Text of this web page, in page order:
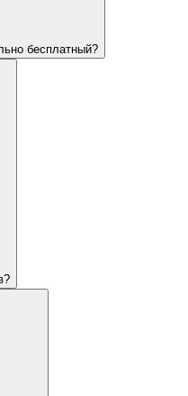
бесплатный?